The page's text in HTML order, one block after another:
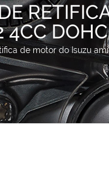
4CC
de motor do Isuzu